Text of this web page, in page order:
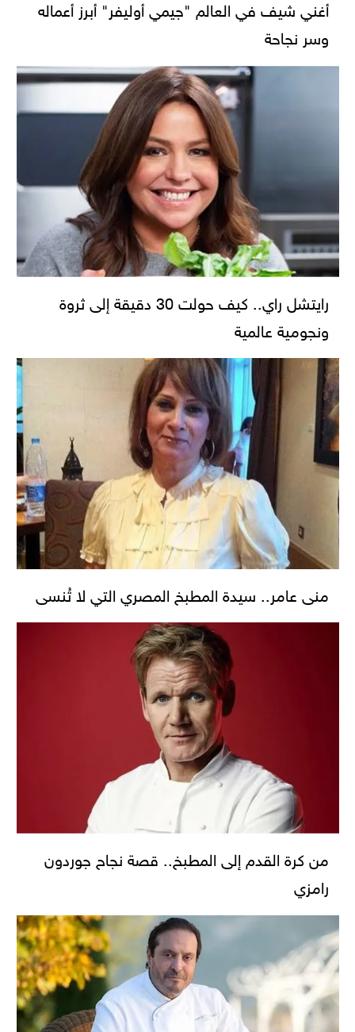
أغني شيف في العالم "جيمي أوليفر" أبرز أعماله
وسر نجاحة
رايتشل راي.. كيف حولت 30 دقيقة إلى ثروة
ونجومية عالمية
منى عامر.. سيدة المطبخ المصري التي لا تُنسى
من كرة القدم إلى المطبخ.. قصة نجاح جوردون
رامزي